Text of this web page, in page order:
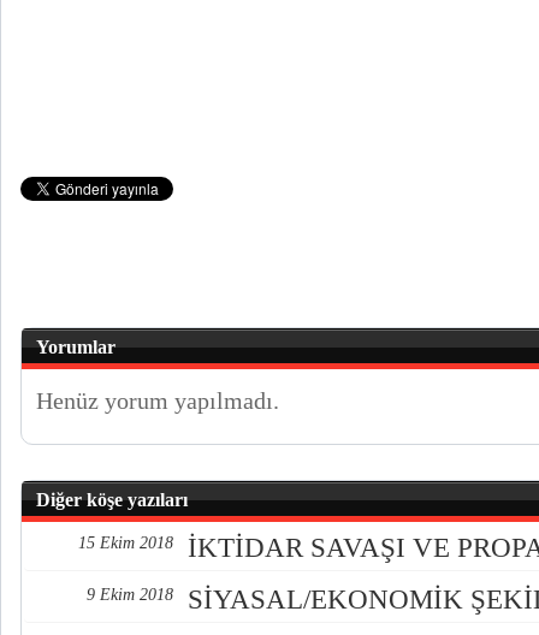
Yorumlar
Henüz yorum yapılmadı.
Diğer köşe yazıları
15 Ekim 2018 İKTİDAR SAVAŞI VE
9 Ekim 2018 SİYASAL/EKONOMİK